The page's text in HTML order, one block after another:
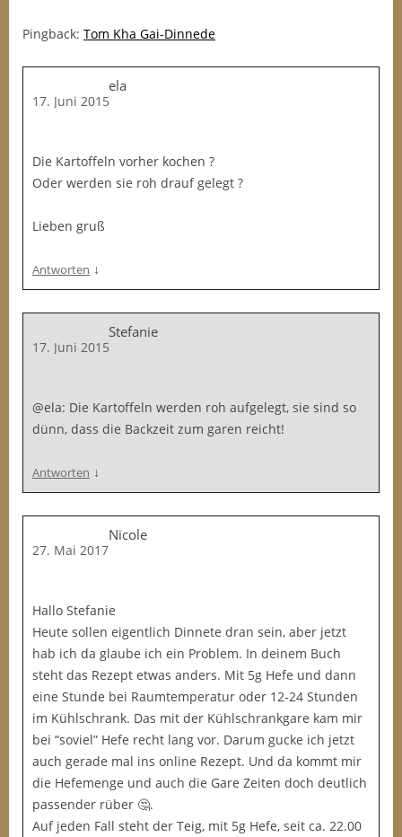
Pingback: Tom Kha Gai-Dinnede
ela
17. Juni 2015
Die Kartoffeln vorher kochen ?
Oder werden sie roh drauf gelegt ?
Lieben gruß
Antworten ↓
Stefanie
17. Juni 2015
@ela: Die Kartoffeln werden roh aufgelegt, sie sind so
dünn, dass die Backzeit zum garen reicht!
Antworten ↓
Nicole
27. Mai 2017
Hallo Stefanie
Heute sollen eigentlich Dinnete dran sein, aber jetzt
hab ich da glaube ich ein Problem. In deinem Buch
steht das Rezept etwas anders. Mit 5g Hefe und dann
eine Stunde bei Raumtemperatur oder 12-24 Stunden
im Kühlschrank. Das mit der Kühlschrankgare kam mir
bei “soviel” Hefe recht lang vor. Darum gucke ich jetzt
auch gerade mal ins online Rezept. Und da kommt mir
die Hefemenge und auch die Gare Zeiten doch deutlich
passender rüber 🤔.
Auf jeden Fall steht der Teig, mit 5g Hefe, seit ca. 22.00